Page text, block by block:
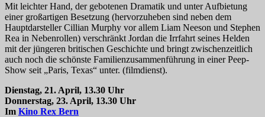
Mit leichter Hand, der gebotenen Dramatik und unter Aufbietung
einer großartigen Besetzung (hervorzuheben sind neben dem
Hauptdarsteller Cillian Murphy vor allem Liam Neeson und Stephen
Rea in Nebenrollen) verschränkt Jordan die Irrfahrt seines Helden
mit der jüngeren britischen Geschichte und bringt zwischenzeitlich
auch noch die schönste Familienzusammenführung in einer Peep-
Show seit „Paris, Texas“ unter. (filmdienst).
Dienstag, 21. April, 13.30 Uhr
Donnerstag, 23. April, 13.30 Uhr
Im Kino Rex Bern